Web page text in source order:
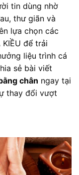
tin dùng nhờ
thư giãn và
lựa chọn các
KIỀU để trải
liệu trình cá
sẻ bài viết
chân ngay tại
thay đổi vượt